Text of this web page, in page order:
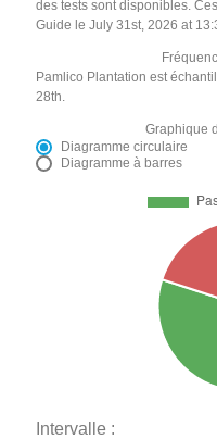
des tests sont disponibles.
Guide le July 31st, 2026 at
Pamlico Plantation est
28th.
Graphique
Diagramme circulaire
Diagramme à barres
Intervalle :